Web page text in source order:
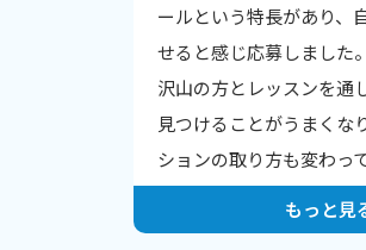
英語に自信をなくした生徒さんが、レッス
ン後に安心される様子を見せてくれたり、
自分の言いたい事を英語で表現できてう
しいなどの、喜びの報告を受けた時にと
もやりがいを感じます。
ールという特長があり、
せると感じ応募しました。
沢山の方とレッスンを通
見つけることがうまくな
ションの取り方も変わっ
人は自分の短所にはよく
もっと見